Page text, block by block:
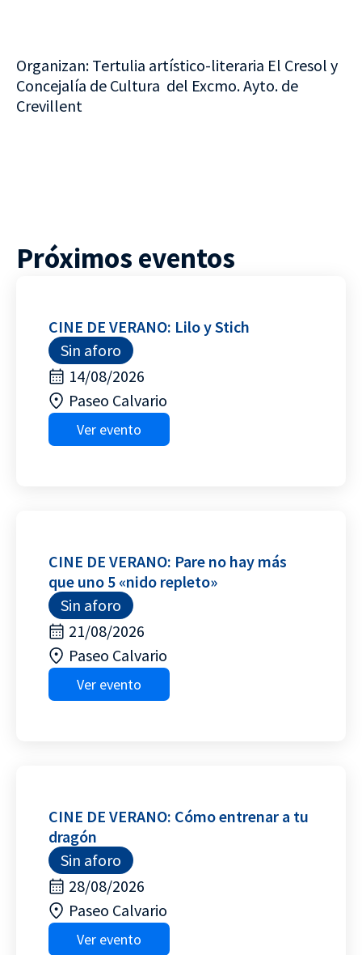
Organizan: Tertulia artístico-literaria El Cresol y
Concejalía de Cultura del Excmo. Ayto. de
Crevillent
Próximos eventos
CINE DE VERANO: Lilo y Stich
Sin aforo
14/08/2026
Paseo Calvario
Ver evento
CINE DE VERANO: Pare no hay más
que uno 5 «nido repleto»
Sin aforo
21/08/2026
Paseo Calvario
Ver evento
CINE DE VERANO: Cómo entrenar a tu
dragón
Sin aforo
28/08/2026
Paseo Calvario
Ver evento